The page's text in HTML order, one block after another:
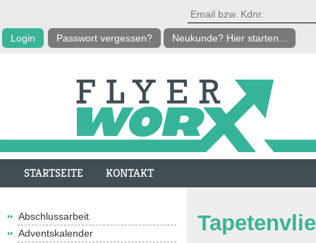
Passwort vergessen? Neukunde? Hier starten...
STARTSEITE KONTAKT
Abschlussarbeit
Adventskalender